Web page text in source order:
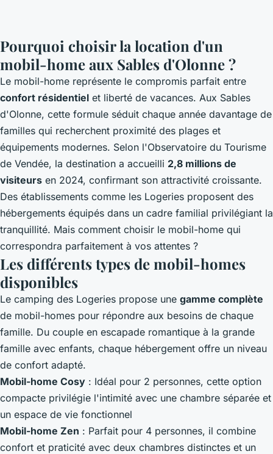
Pourquoi choisir la location d'un
mobil-home aux Sables d'Olonne ?
Le mobil-home représente le compromis parfait entre
confort résidentiel et liberté de vacances. Aux Sables
d'Olonne, cette formule séduit chaque année davantage de
familles qui recherchent proximité des plages et
équipements modernes. Selon l'Observatoire du Tourisme
de Vendée, la destination a accueilli 2,8 millions de
visiteurs en 2024, confirmant son attractivité croissante.
Des établissements comme les Logeries proposent des
hébergements équipés dans un cadre familial privilégiant la
tranquillité. Mais comment choisir le mobil-home qui
correspondra parfaitement à vos attentes ?
Les différents types de mobil-homes
disponibles
Le camping des Logeries propose une gamme complète
de mobil-homes pour répondre aux besoins de chaque
famille. Du couple en escapade romantique à la grande
famille avec enfants, chaque hébergement offre un niveau
de confort adapté.
Mobil-home Cosy : Idéal pour 2 personnes, cette option
compacte privilégie l'intimité avec une chambre séparée et
un espace de vie fonctionnel
Mobil-home Zen : Parfait pour 4 personnes, il combine
confort et praticité avec deux chambres distinctes et un